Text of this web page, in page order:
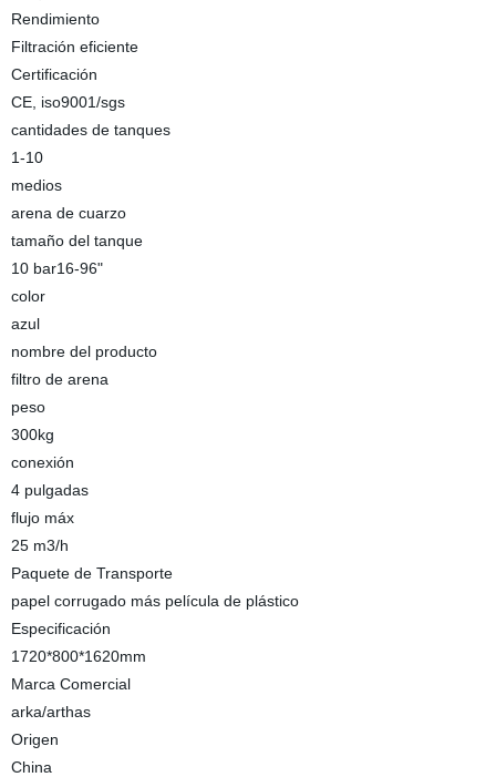
Rendimiento
Filtración eficiente
Certificación
CE, iso9001/sgs
cantidades de tanques
1-10
medios
arena de cuarzo
tamaño del tanque
10 bar16-96"
color
azul
nombre del producto
filtro de arena
peso
300kg
conexión
4 pulgadas
flujo máx
25 m3/h
Paquete de Transporte
papel corrugado más película de plástico
Especificación
1720*800*1620mm
Marca Comercial
arka/arthas
Origen
China